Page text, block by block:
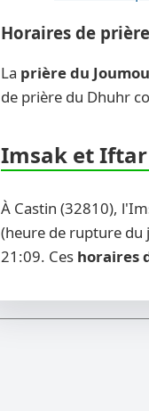
Horaires de
La prière du
de prière du Dhuhr
Imsak et
À Castin (32810),
(heure de rupture du
21:09. Ces horaires